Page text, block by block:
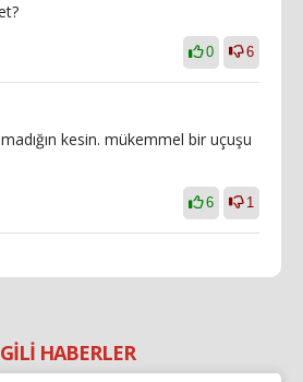
0 6
kesin. mükemmel bir uçuşu
6 1
HABERLER